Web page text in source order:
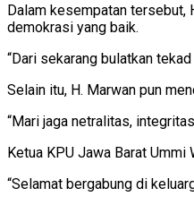
Dalam kesempatan tersebut,
demokrasi yang baik.
“Dari sekarang bulatkan
Selain itu, H. Marwan pun
“Mari jaga netralitas,
Ketua KPU Jawa Barat
“Selamat bergabung di